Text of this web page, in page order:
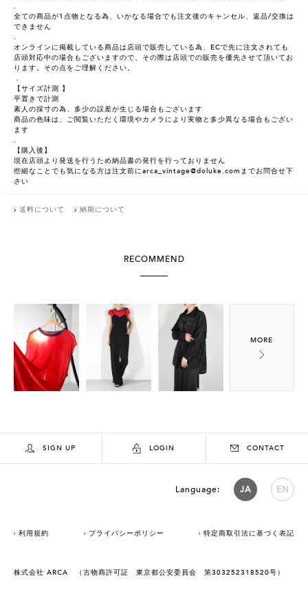
.
全ての商品が1点物となる為、いかなる場合でも注文後のキャンセル、返品/交換は
できません
.
オンラインに掲載している商品は店頭で販売している為、ECで先に注文されても
店頭対応中の場合もございますので、その際は店頭での販売を優先させて頂いてお
ります。その点をご理解ください。
．
【サイズ計測 】
平置きで計測
素人の採寸の為、多少の誤差が生じる場合もございます
商品の色味は、ご閲覧いただく環境やカメラにより実物と多少異なる場合もござい
ます
.
【購入後】
現在店頭より発送を行うため納品書の発行を行っておりません
些細なことでも気になる方は注文前にarca_vintage@doluke.comまでお問合せ下
さい
送料について 納期について
RECOMMEND
SIGN UP LOGIN CONTACT
Language: JA EN
利用規約 プライバシーポリシー 特定商取引法に基づく表記
株式会社 ARCA （古物商許可証 東京都公安委員会 第303252318520号）